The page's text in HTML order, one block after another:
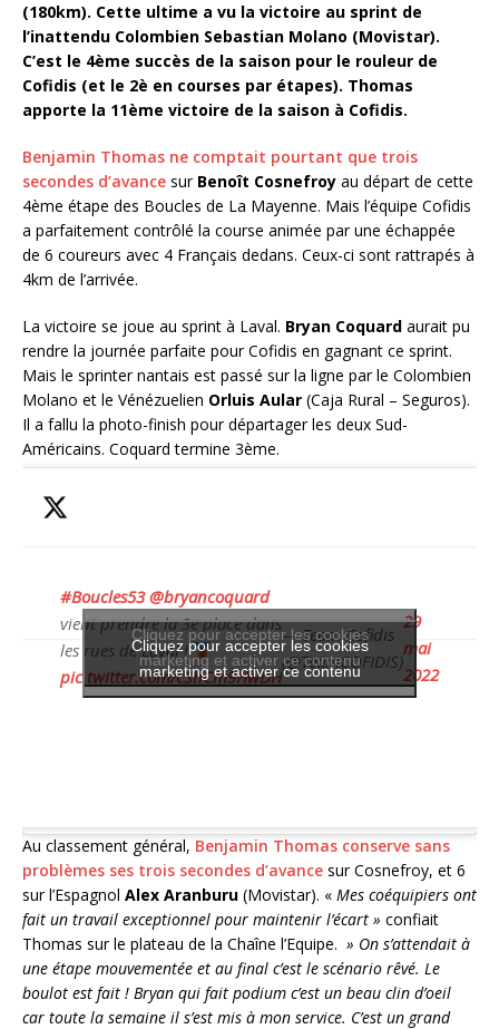
(180km). Cette ultime a vu la victoire au sprint de
l’inattendu Colombien Sebastian Molano (Movistar).
C’est le 4ème succès de la saison pour le rouleur de
Cofidis (et le 2è en courses par étapes). Thomas
apporte la 11ème victoire de la saison à Cofidis.
Benjamin Thomas ne comptait pourtant que trois
secondes d’avance sur Benoît Cosnefroy au départ de cette
4ème étape des Boucles de La Mayenne. Mais l’équipe Cofidis
a parfaitement contrôlé la course animée par une échappée
de 6 coureurs avec 4 Français dedans. Ceux-ci sont rattrapés à
4km de l’arrivée.
La victoire se joue au sprint à Laval. Bryan Coquard aurait pu
rendre la journée parfaite pour Cofidis en gagnant ce sprint.
Mais le sprinter nantais est passé sur la ligne par le Colombien
Molano et le Vénézuelien Orluis Aular (Caja Rural – Seguros).
Il a fallu la photo-finish pour départager les deux Sud-
Américains. Coquard termine 3ème.
#Boucles53 @bryancoquard
vient prendre la 3e place dans
les rues de Laval !
pic.twitter.com/cShCm9HwDH
— Team Cofidis
(@TeamCOFIDIS)
29
mai
2022
Cliquez pour accepter les cookies
marketing et activer ce contenu
Cliquez pour accepter les cookies
marketing et activer ce contenu
Au classement général, Benjamin Thomas conserve sans
problèmes ses trois secondes d’avance sur Cosnefroy, et 6
sur l’Espagnol Alex Aranburu (Movistar). « Mes coéquipiers ont
fait un travail exceptionnel pour maintenir l’écart » confiait
Thomas sur le plateau de la Chaîne l’Equipe. » On s’attendait à
une étape mouvementée et au final c’est le scénario rêvé. Le
boulot est fait ! Bryan qui fait podium c’est un beau clin d’oeil
car toute la semaine il s’est mis à mon service. C’est un grand